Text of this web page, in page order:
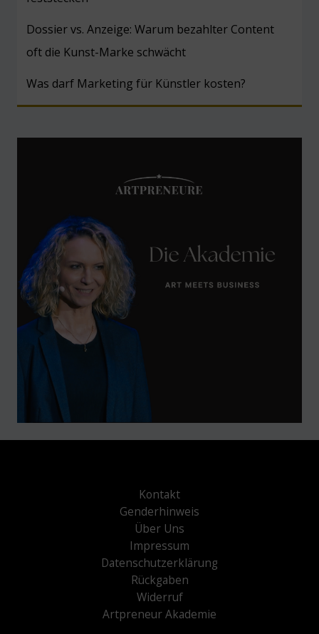
Dossier vs. Anzeige: Warum bezahlter Content
oft die Kunst-Marke schwächt
Was darf Marketing für Künstler kosten?
Kontakt
Genderhinweis
Über Uns
Impressum
Datenschutzerklärung
Rückgaben
Widerruf
Artpreneur Akademie